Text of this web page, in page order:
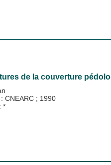
de la couverture
CNEARC ; 1990
*